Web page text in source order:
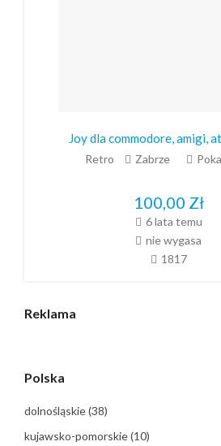
Joy dla commodore, amigi,
Retro Zabrze
100,00 Zł
6 lata temu
nie wygasa
1817
Reklama
Polska
dolnośląskie(38)
kujawsko-pomorskie(10)